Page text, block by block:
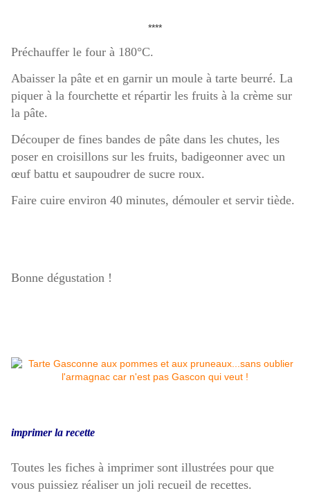
****
Préchauffer le four à 180°C.
Abaisser la pâte et en garnir un moule à tarte beurré. La
piquer à la fourchette et répartir les fruits à la crème sur
la pâte.
Découper de fines bandes de pâte dans les chutes, les
poser en croisillons sur les fruits, badigeonner avec un
œuf battu et saupoudrer de sucre roux.
Faire cuire environ 40 minutes, démouler et servir tiède.
Bonne dégustation !
imprimer la recette
Toutes les fiches à imprimer sont illustrées pour que
vous puissiez réaliser un joli recueil de recettes.